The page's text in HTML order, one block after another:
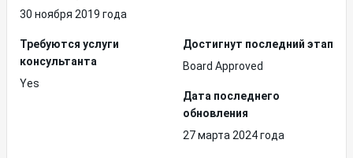
30 ноября 2019 года
Требуются услуги
консультанта
Yes
Достигнут последний этап
Board Approved
Дата последнего
обновления
27 марта 2024 года